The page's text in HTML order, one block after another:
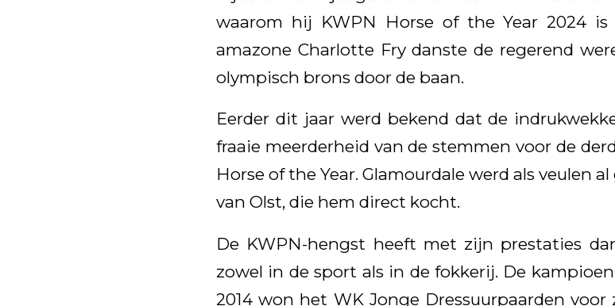
waarom hij KWPN Horse of the Year 2024
amazone Charlotte Fry danste de regerend
olympisch brons door de baan.
Eerder dit jaar werd bekend dat de
fraaie meerderheid van de stemmen voor de
Horse of the Year. Glamourdale werd als veulen
van Olst, die hem direct kocht.
De KWPN-hengst heeft met zijn prestaties
zowel in de sport als in de fokkerij. De
2014 won het WK Jonge Dressuurpaarden